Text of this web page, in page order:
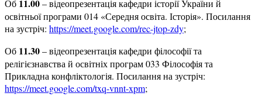
Об 11.00– відеопрезентація кафедри історії України й
освітньої програми 014 «Середня освіта. Історія». Посилання
на зустріч: https://meet.google.com/rec-jtop-zdy;
Об 11.30– відеопрезентація кафедри філософії та
релігієзнавства й освітніх програм 033 Філософія та
Прикладна конфліктологія. Посилання на зустріч:
https://meet.google.com/txq-vnnt-xpm;